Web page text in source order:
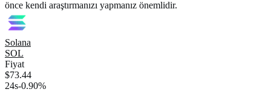
önce kendi araştırmanızı yapmanız önemlidir.
Solana
SOL
Fiyat
$73.44
24s-0.90%